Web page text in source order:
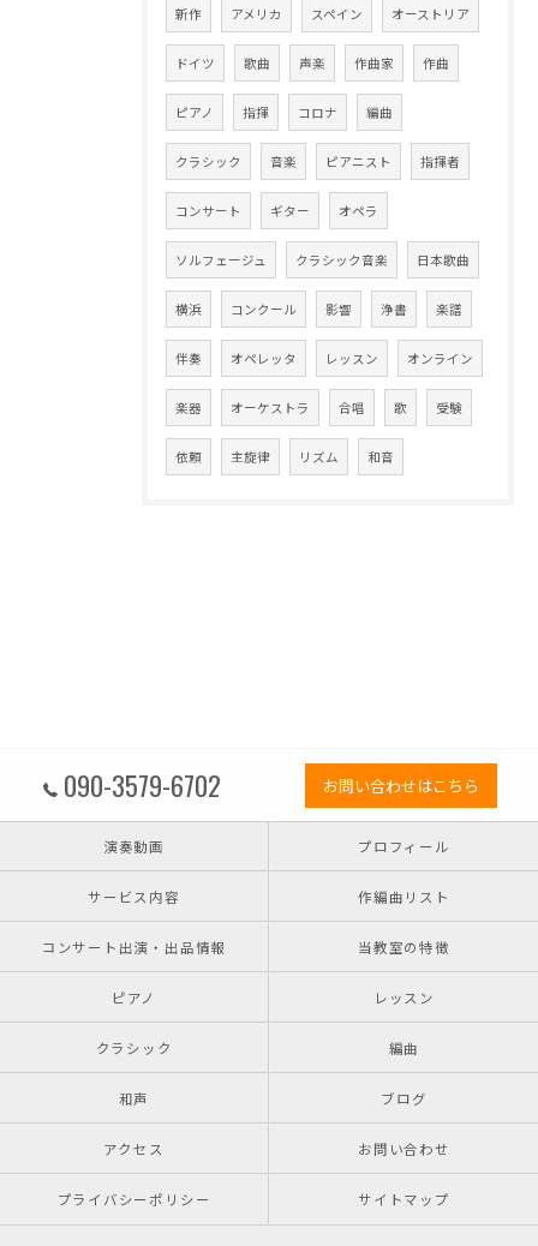
新作 アメリカ スペイン オーストリア
ドイツ 歌曲 声楽 作曲家 作曲
ピアノ 指揮 コロナ 編曲
クラシック 音楽 ピアニスト 指揮者
コンサート ギター オペラ
ソルフェージュ クラシック音楽 日本歌曲
横浜 コンクール 影響 浄書 楽譜
伴奏 オペレッタ レッスン オンライン
楽器 オーケストラ 合唱 歌 受験
依頼 主旋律 リズム 和音
090-3579-6702 お問い合わせはこちら
演奏動画 プロフィール
サービス内容 作編曲リスト
コンサート出演・出品情報 当教室の特徴
ピアノ レッスン
クラシック 編曲
和声 ブログ
アクセス お問い合わせ
プライバシーポリシー サイトマップ